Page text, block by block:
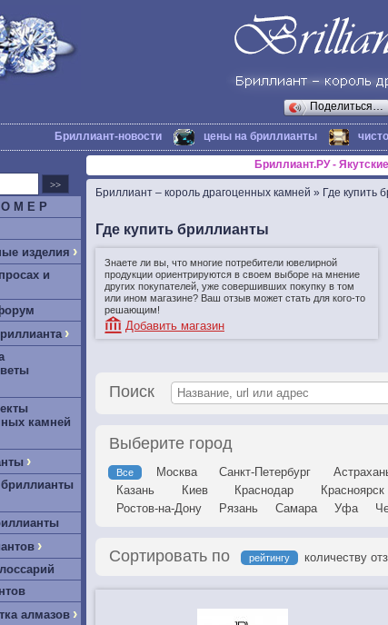
Поделиться…
Бриллиант-новости цены на бриллианты
О М Е Р
изделия ›
и
›
камней
›
›
алмазов ›
Бриллиант.РУ -
Бриллиант – король драгоценных камней » Где купить
Где купить бриллианты
Знаете ли вы, что многие потребители ювелирной
продукции ориентрируются в своем выборе на мнение
других покупателей, уже совершивших покупку в том
или ином магазине? Ваш отзыв может стать для кого-то
решающим!
Добавить магазин
Поиск
Выберите город
Все Москва Санкт-Петербург
Казань
Киев Краснодар Красноярск
Ростов-на-Дону
Рязань Самара Уфа
Сортировать по рейтингу количеству